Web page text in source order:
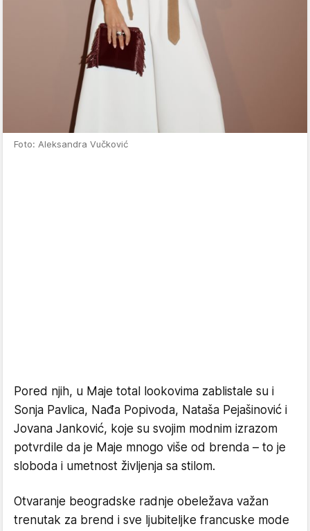
Foto: Aleksandra Vučković
Pored njih, u Maje total lookovima zablistale su i
Sonja Pavlica, Nađa Popivoda, Nataša Pejašinović i
Jovana Janković, koje su svojim modnim izrazom
potvrdile da je Maje mnogo više od brenda – to je
sloboda i umetnost življenja sa stilom.
Otvaranje beogradske radnje obeležava važan
trenutak za brend i sve ljubiteljke francuske mode